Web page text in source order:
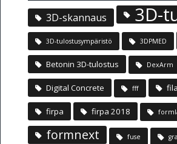
3D-skannaus 3D-
3D-tulostusympäristö 3DPMED
Betonin 3D-tulostus DexArm
Digital Concrete fff
firpa firpa 2018
formnext fuse